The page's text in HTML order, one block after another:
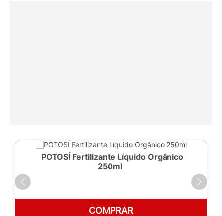
POTOSÍ Fertilizante Líquido Orgânico
250ml
COMPRAR